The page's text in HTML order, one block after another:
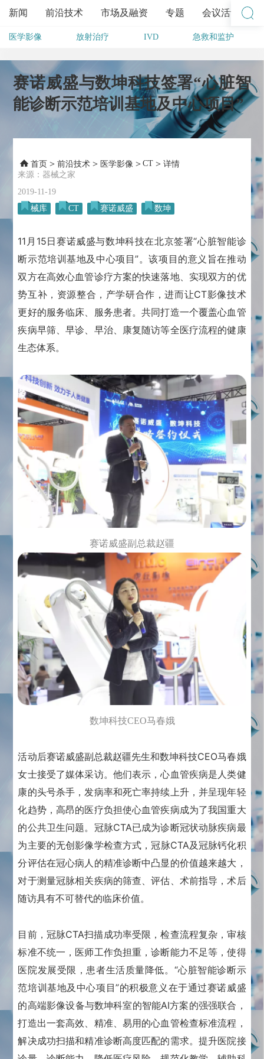
新闻 前沿技术 市场及融资 专题 会议活动
医学影像 放射治疗 IVD 急救和监护
赛诺威盛与数坤科技签署“心脏智
能诊断示范培训基地及中心项目”
首页 > 前沿技术 > 医学影像 > CT > 详情
来源：器械之家
2019-11-19
械库
CT 赛诺威盛 数坤
11月15日赛诺威盛与数坤科技在北京签署“心脏智能诊
断示范培训基地及中心项目”。该项目的意义旨在推动
双方在高效心血管诊疗方案的快速落地、实现双方的优
势互补，资源整合，产学研合作，进而让CT影像技术
更好的服务临床、服务患者。共同打造一个覆盖心血管
疾病早筛、早诊、早治、康复随访等全医疗流程的健康
生态体系。
赛诺威盛副总裁赵疆
数坤科技CEO马春娥
活动后赛诺威盛副总裁赵疆先生和数坤科技CEO马春娥
女士接受了媒体采访。 他们表示，心血管疾病是人类健
康的头号杀手，发病率和死亡率持续上升，并呈现年轻
化趋势，高昂的医疗负担使心血管疾病成为了我国重大
的公共卫生问题。 冠脉CTA已成为诊断冠状动脉疾病最
为主要的无创影像学检查方式，冠脉CTA及冠脉钙化积
分评估在冠心病人的精准诊断中凸显的价值越来越大，
对于测量冠脉相关疾病的筛查、评估、术前指导，术后
随访具有不可替代的临床价值。
目前，冠脉CTA扫描成功率受限，检查流程复杂，审核
标准不统一，医师工作负担重，诊断能力不足等，使得
医院发展受限，患者生活质量降低。 “心脏智能诊断示
范培训基地及中心项目”的积极意义在于通过赛诺威盛
的高端影像设备与数坤科室的智能AI方案的强强联合，
打造出一套高效、精准、易用的心血管检查标准流程，
解决成功扫描和精准诊断高度匹配的需求。 提升医院接